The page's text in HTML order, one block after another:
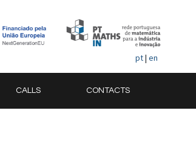
pt| en
CALLS CONTACTS